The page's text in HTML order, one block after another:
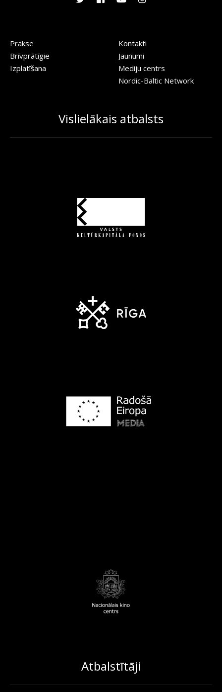
Prakse
Brīvprātīgie
Izplatīšana
Kontakti
Jaunumi
Mediju centrs
Nordic-Baltic Network
Vislielākais atbalsts
Atbalstītāji